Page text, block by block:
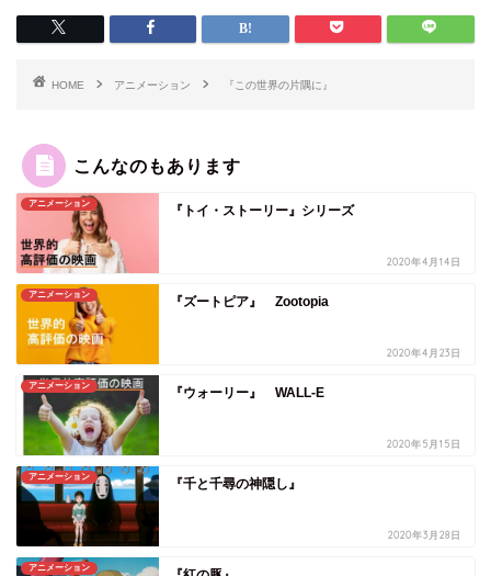
HOME アニメーション 『この世界の片隅に』
こんなのもあります
アニメーション 『トイ・ストーリー』シリーズ
2020年4月14日
アニメーション 『ズートピア』 Zootopia
2020年4月23日
アニメーション 『ウォーリー』 WALL-E
2020年5月15日
アニメーション 『千と千尋の神隠し』
2020年3月28日
アニメーション